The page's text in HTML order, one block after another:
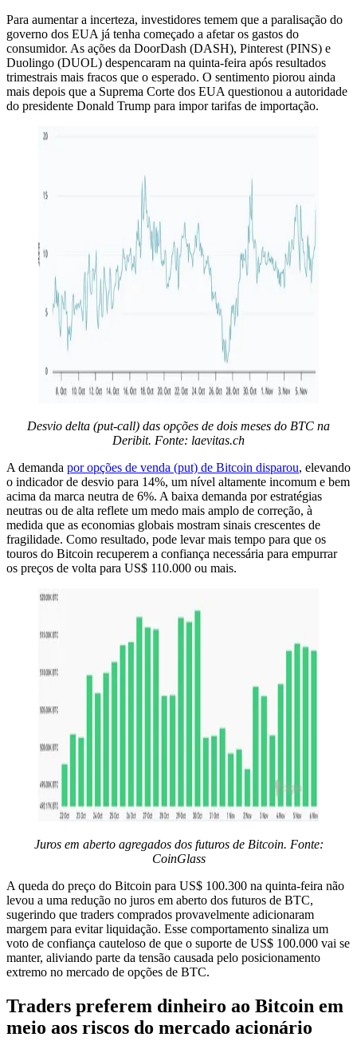
Para aumentar a incerteza, investidores temem que a paralisação do
governo dos EUA já tenha começado a afetar os gastos do
consumidor. As ações da DoorDash (DASH), Pinterest (PINS) e
Duolingo (DUOL) despencaram na quinta-feira após resultados
trimestrais mais fracos que o esperado. O sentimento piorou ainda
mais depois que a Suprema Corte dos EUA questionou a autoridade
do presidente Donald Trump para impor tarifas de importação.
Desvio delta (put-call) das opções de dois meses do BTC na
Deribit. Fonte: laevitas.ch
A demanda por opções de venda (put) de Bitcoin disparou, elevando
o indicador de desvio para 14%, um nível altamente incomum e bem
acima da marca neutra de 6%. A baixa demanda por estratégias
neutras ou de alta reflete um medo mais amplo de correção, à
medida que as economias globais mostram sinais crescentes de
fragilidade. Como resultado, pode levar mais tempo para que os
touros do Bitcoin recuperem a confiança necessária para empurrar
os preços de volta para US$ 110.000 ou mais.
Juros em aberto agregados dos futuros de Bitcoin. Fonte:
CoinGlass
A queda do preço do Bitcoin para US$ 100.300 na quinta-feira não
levou a uma redução no juros em aberto dos futuros de BTC,
sugerindo que traders comprados provavelmente adicionaram
margem para evitar liquidação. Esse comportamento sinaliza um
voto de confiança cauteloso de que o suporte de US$ 100.000 vai se
manter, aliviando parte da tensão causada pelo posicionamento
extremo no mercado de opções de BTC.
Traders preferem dinheiro ao Bitcoin em
meio aos riscos do mercado acionário